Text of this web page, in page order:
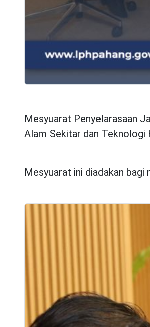
Mesyuarat Penyelarasaan
Alam Sekitar dan Teknologi
Mesyuarat ini diadakan bagi